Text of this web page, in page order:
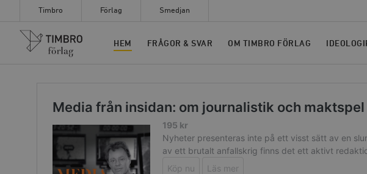
Timbro Förlag Smedjan
Timbro
HEM FRÅGOR & SVAR OM TIMBRO FÖRLAG
Media från insidan: om journalistik och
195 kr
Nyheter presenteras inte på ett visst sätt av en
av ett brutalt anfallskrig finns det ett aktivt
Köp nu
Läs mer